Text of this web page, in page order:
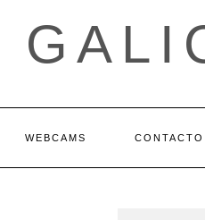
WEBCAMS CONTACTO